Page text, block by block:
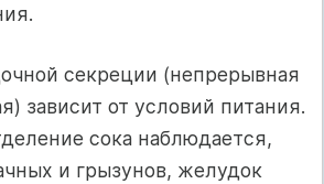
секреции (непрерывная
зависит от условий питания.
сока наблюдается,
и грызунов, желудок